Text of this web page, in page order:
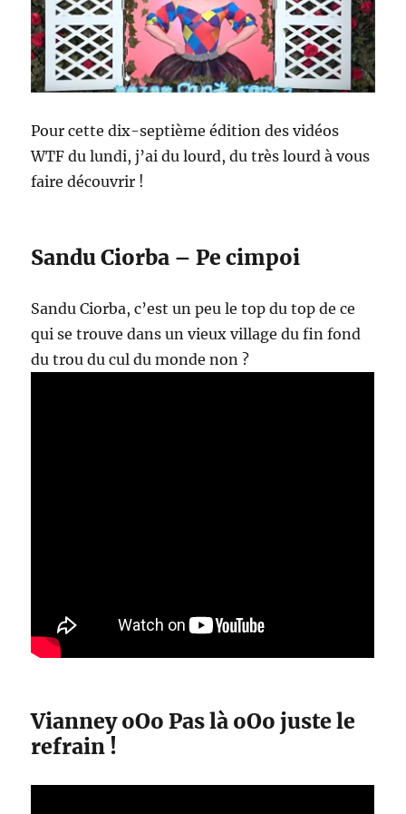
Pour cette dix-septième édition des vidéos
WTF du lundi, j’ai du lourd, du très lourd à vous
faire découvrir !
Sandu Ciorba – Pe cimpoi
Sandu Ciorba, c’est un peu le top du top de ce
qui se trouve dans un vieux village du fin fond
du trou du cul du monde non ?
Vianney oOo Pas là oOo juste le
refrain !